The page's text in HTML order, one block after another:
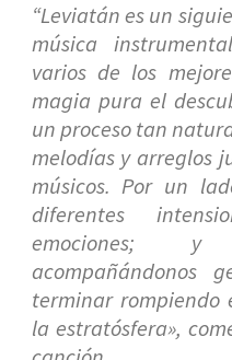
“Leviatán es un
música
varios de los
magia pura el
un proceso tan
melodías y arreglos
músicos. Por un
diferentes
emociones; y
acompañándonos
terminar rompiendo
la estratósfera»,